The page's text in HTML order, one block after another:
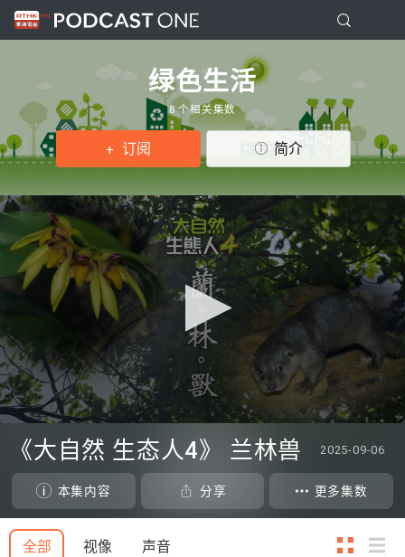
绿色生活
8 个相关集数
订阅 简介
seconds
seconds
《大自然 生态人4》 兰林兽 2025-09-06
本集内容 分享 更多集数
全部 视像 声音